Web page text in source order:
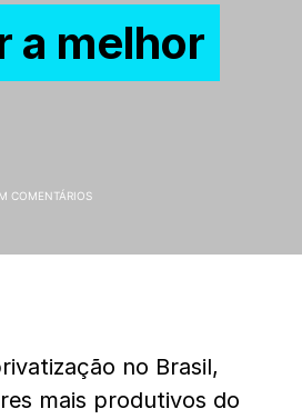
a melhor
COMENTÁRIOS
no Brasil,
mais produtivos do